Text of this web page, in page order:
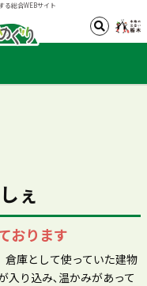
る総合WEBサイト
ぇ
おります
庫として使っていた建物
入り込み､温かみがあって